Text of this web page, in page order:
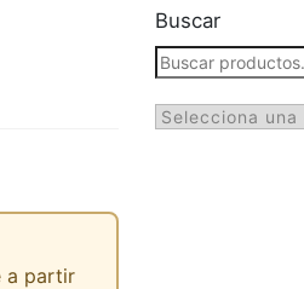
a partir
Buscar